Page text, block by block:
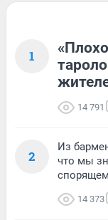
1
14 791
2
Из
что мы
14 373